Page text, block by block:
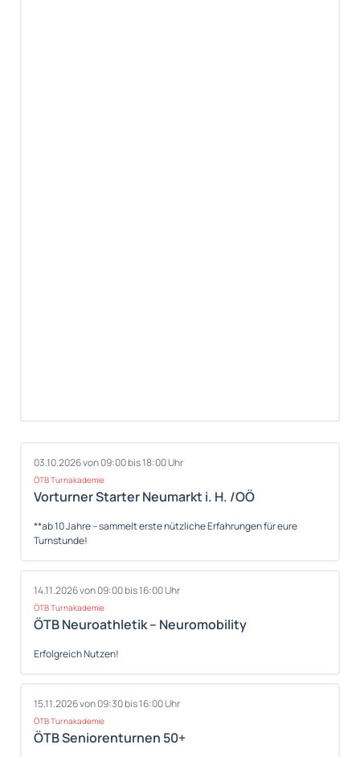
03.10.2026 von 09:00 bis 18:00 Uhr
ÖTB Turnakademie
Vorturner Starter Neumarkt i. H. /OÖ
**ab 10 Jahre – sammelt erste nützliche Erfahrungen für eure
Turnstunde!
14.11.2026 von 09:00 bis 16:00 Uhr
ÖTB Turnakademie
ÖTB Neuroathletik – Neuromobility
Erfolgreich Nutzen!
15.11.2026 von 09:30 bis 16:00 Uhr
ÖTB Turnakademie
ÖTB Seniorenturnen 50+